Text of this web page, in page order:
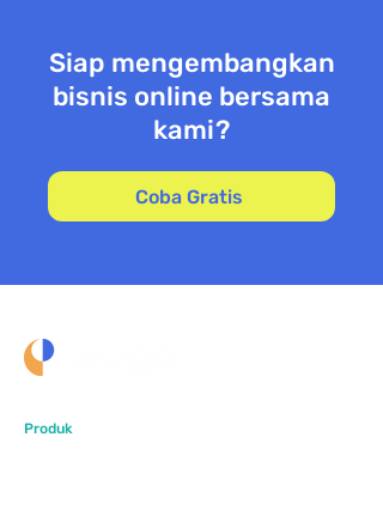
Siap mengembangkan
bisnis online bersama
kami?
Coba Gratis
Produk